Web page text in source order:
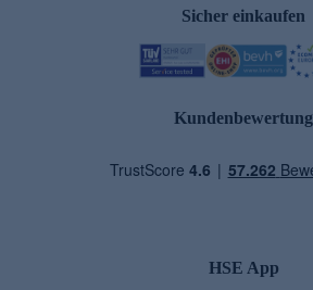
Sicher einkaufen
Kundenbewertung
HSE App